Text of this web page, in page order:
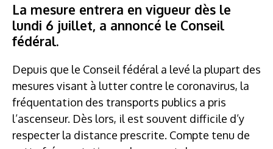
La mesure entrera en vigueur dès le
lundi 6 juillet, a annoncé le Conseil
fédéral.
Depuis que le Conseil fédéral a levé la plupart des
mesures visant à lutter contre le coronavirus, la
fréquentation des transports publics a pris
l’ascenseur. Dès lors, il est souvent difficile d’y
respecter la distance prescrite. Compte tenu de